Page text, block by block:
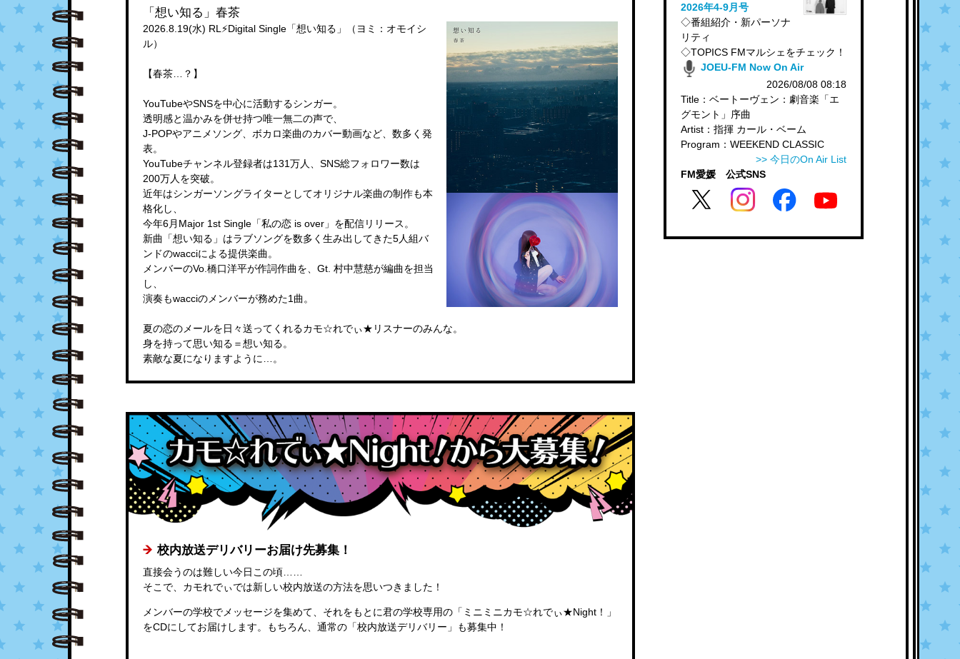
「想い知る」春茶
2026.8.19(水) RL⚡Digital Single「想い知る」（ヨミ：オモイシ
ル）
【春茶…？】
YouTubeやSNSを中心に活動するシンガー。
透明感と温かみを併せ持つ唯一無二の声で、
J-POPやアニメソング、ボカロ楽曲のカバー動画など、数多く発
表。
YouTubeチャンネル登録者は131万人、SNS総フォロワー数は
200万人を突破。
近年はシンガーソングライターとしてオリジナル楽曲の制作も本
格化し、
今年6月Major 1st Single「私の恋 is over」を配信リリース。
新曲「想い知る」はラブソングを数多く生み出してきた5人組バ
ンドのwacciによる提供楽曲。
メンバーのVo.橋口洋平が作詞作曲を、Gt. 村中慧慈が編曲を担当
し、
演奏もwacciのメンバーが務めた1曲。
夏の恋のメールを日々送ってくれるカモ☆れでぃ★リスナーのみんな。
身を持って思い知る＝想い知る。
素敵な夏になりますように…。
校内放送デリバリーお届け先募集！
直接会うのは難しい今日この頃……
そこで、カモれでぃでは新しい校内放送の方法を思いつきました！
メンバーの学校でメッセージを集めて、それをもとに君の学校専用の「ミニミニカモ☆れでぃ★Night！」
をCDにしてお届けします。もちろん、通常の「校内放送デリバリー」も募集中！
2026年4-9月号
◇番組紹介・新パーソナ
リティ
◇TOPICS FMマルシェをチェック！
JOEU-FM Now On Air
2026/08/08 08:18
Title：ベートーヴェン：劇音楽「エ
グモント」序曲
Artist：指揮 カール・ベーム
Program：WEEKEND CLASSIC
>> 今日のOn Air List
FM愛媛 公式SNS